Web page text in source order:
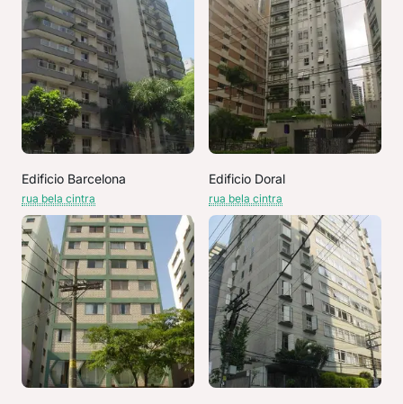
Edificio Barcelona
rua bela cintra
Edificio Doral
rua bela cintra